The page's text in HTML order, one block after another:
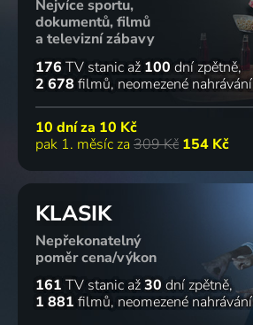
Nejvíce sportu,
dokumentů, filmů
a televizní zábavy
176 TV stanic až 100 dní zpětně
2 678 filmů neomezené nahrávání
10 dní za 10 Kč
pak 1. měsíc za 309 Kč 154 Kč
KLASIK
Nepřekonatelný
poměr cena/výkon
161 TV stanic až30 dní zpětně
1 881 filmů neomezené nahrávání